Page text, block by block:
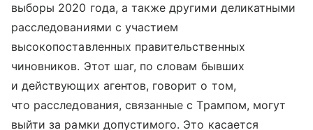
выборы 2020 года, а также другими деликатными
расследованиями с участием
высокопоставленных правительственных
чиновников. Этот шаг, по словам бывших
и действующих агентов, говорит о том,
что расследования, связанные с Трампом, могут
выйти за рамки допустимого. Это касается